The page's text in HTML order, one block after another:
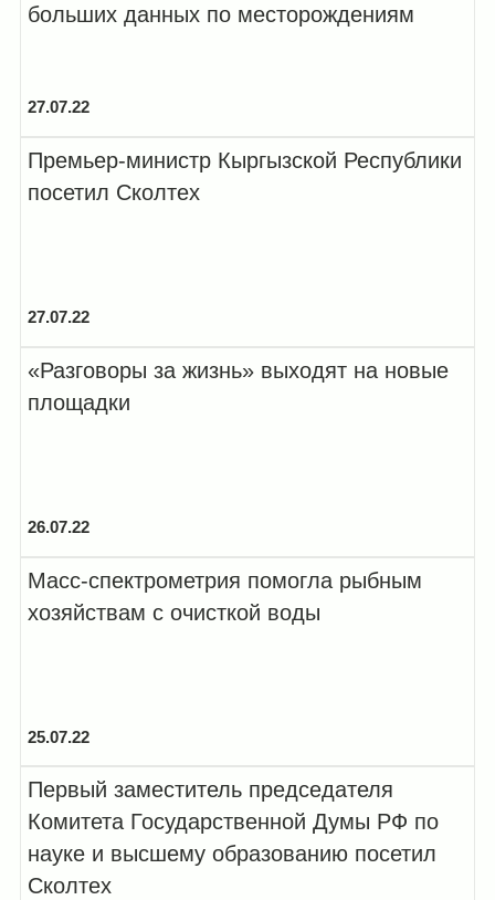
больших данных по месторождениям
27.07.22
Премьер-министр Кыргызской Республики
посетил Сколтех
27.07.22
«Разговоры за жизнь» выходят на новые
площадки
26.07.22
Масс-спектрометрия помогла рыбным
хозяйствам с очисткой воды
25.07.22
Первый заместитель председателя
Комитета Государственной Думы РФ по
науке и высшему образованию посетил
Сколтех